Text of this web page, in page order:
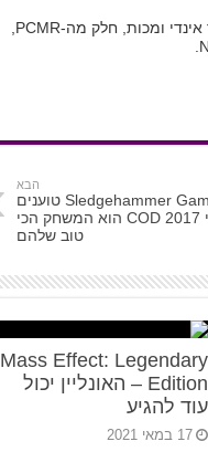
הבא
Sledgehammer Games טוענים
כי COD 2017 הוא המשחק הכי
טוב שלהם
Mass Effect: Legendary
Edition – האונליין יכול
עוד להגיע
17 במאי 2021